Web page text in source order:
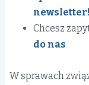
newsletter!
Chcesz
do nas
W sprawach